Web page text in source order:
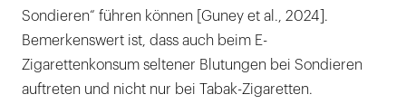
Sondieren“ führen können [Guney et al., 2024].
Bemerkenswert ist, dass auch beim E-
Zigarettenkonsum seltener Blutungen bei Sondieren
auftreten und nicht nur bei Tabak-Zigaretten.